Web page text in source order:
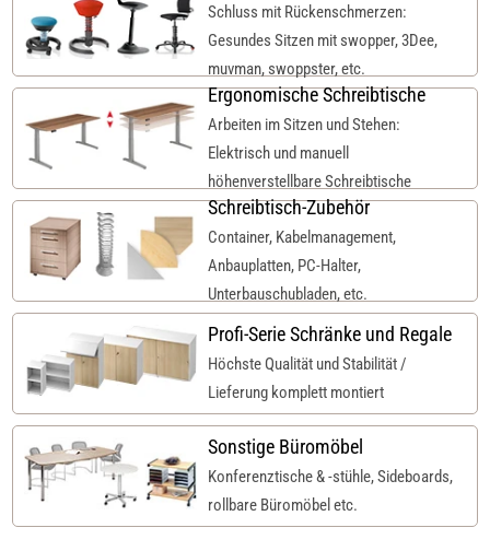
Schluss mit Rückenschmerzen:
Gesundes Sitzen mit swopper, 3Dee,
muvman, swoppster, etc.
Ergonomische Schreibtische
Arbeiten im Sitzen und Stehen:
Elektrisch und manuell
höhenverstellbare Schreibtische
Schreibtisch-Zubehör
Container, Kabelmanagement,
Anbauplatten, PC-Halter,
Unterbauschubladen, etc.
Profi-Serie Schränke und Regale
Höchste Qualität und Stabilität /
Lieferung komplett montiert
Sonstige Büromöbel
Konferenztische & -stühle, Sideboards,
rollbare Büromöbel etc.